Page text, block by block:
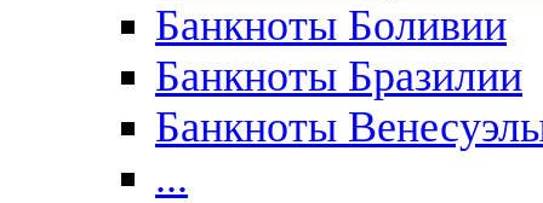
Банкноты Боливии
Банкноты Бразилии
Банкноты
...